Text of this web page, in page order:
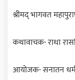
श्रीमद् भागवत
कथावाचक- राधा
आयोजक- सनातन